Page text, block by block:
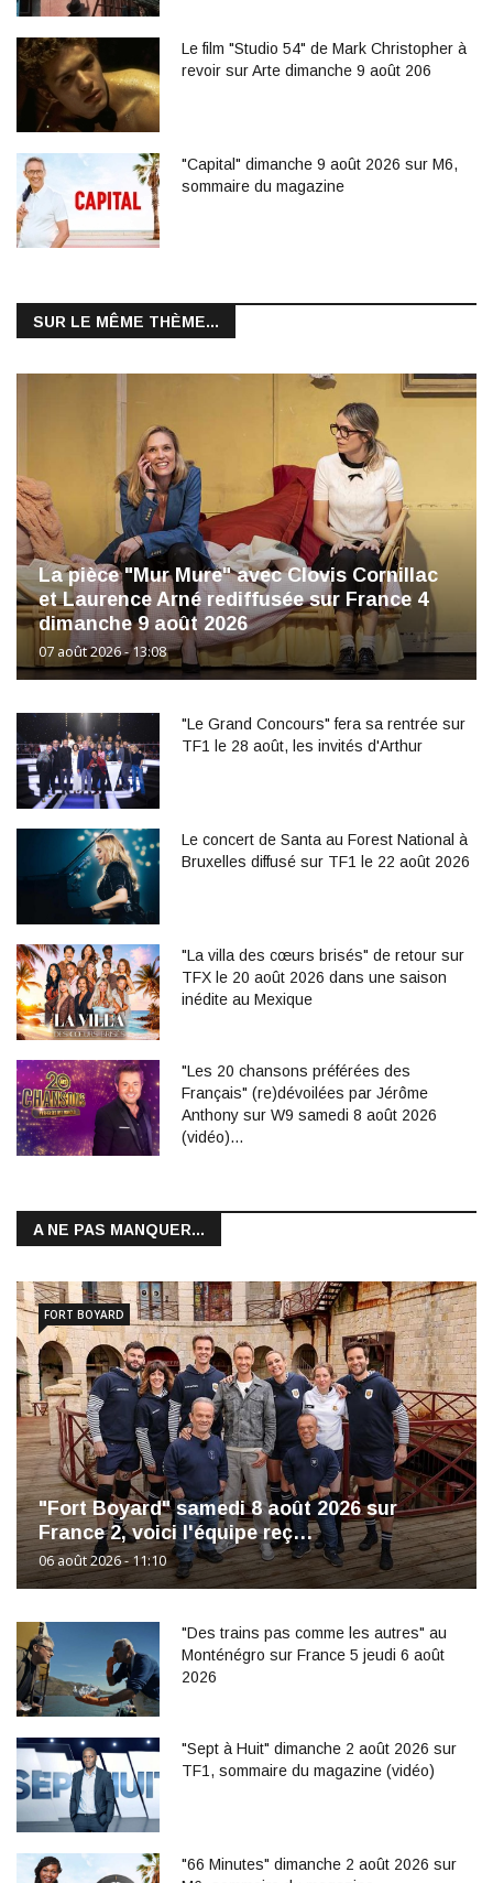
Le film "Studio 54" de Mark Christopher à
revoir sur Arte dimanche 9 août 206
"Capital" dimanche 9 août 2026 sur M6,
sommaire du magazine
SUR LE MÊME THÈME...
La pièce "Mur Mure" avec Clovis Cornillac
et Laurence Arné rediffusée sur France 4
dimanche 9 août 2026
07 août 2026 - 13:08
"Le Grand Concours" fera sa rentrée sur
TF1 le 28 août, les invités d'Arthur
Le concert de Santa au Forest National à
Bruxelles diffusé sur TF1 le 22 août 2026
"La villa des cœurs brisés" de retour sur
TFX le 20 août 2026 dans une saison
inédite au Mexique
"Les 20 chansons préférées des
Français" (re)dévoilées par Jérôme
Anthony sur W9 samedi 8 août 2026
(vidéo)…
A NE PAS MANQUER...
"Fort Boyard" samedi 8 août 2026 sur
France 2, voici l'équipe reç…
06 août 2026 - 11:10
FORT BOYARD
"Des trains pas comme les autres" au
Monténégro sur France 5 jeudi 6 août
2026
"Sept à Huit" dimanche 2 août 2026 sur
TF1, sommaire du magazine (vidéo)
"66 Minutes" dimanche 2 août 2026 sur